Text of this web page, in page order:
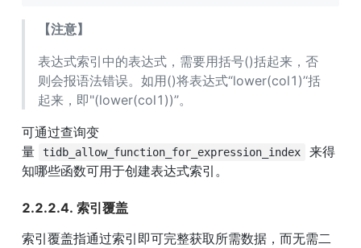
【注意】
表达式索引中的表达式，需要用括号()括起来，否
则会报语法错误。如用()将表达式“lower(col1)’‘括
起来，即"(lower(col1))’’。
可通过查询变
量
tidb_allow_function_for_expression_index
来得
知哪些函数可用于创建表达式索引。
2.2.2.4. 索引覆盖
索引覆盖指通过索引即可完整获取所需数据，而无需二